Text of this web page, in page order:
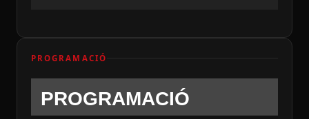
PROGRAMACIÓ
PROGRAMACIÓ